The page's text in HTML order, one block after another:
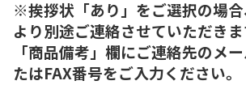
※挨拶状「あり」をご選択の場
より別途ご連絡させていただきま
「商品備考」欄にご連絡先のメ
たはFAX番号をご入力ください。